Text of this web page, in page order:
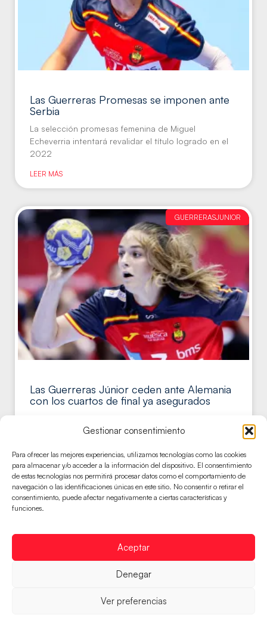
Gestionar consentimiento
Para ofrecer las mejores experiencias, utilizamos tecnologías como las cookies
para almacenar y/o acceder a la información del dispositivo. El consentimiento
de estas tecnologías nos permitirá procesar datos como el comportamiento de
navegación o las identificaciones únicas en este sitio. No consentir o retirar el
consentimiento, puede afectar negativamente a ciertas características y
funciones.
Aceptar
Denegar
Ver preferencias
Las Guerreras Promesas se imponen ante
Serbia
La selección promesas femenina de Miguel
Echeverria intentará revalidar el título logrado en el
2022
LEER MÁS
GUERRERASJUNIOR
Las Guerreras Júnior ceden ante Alemania
con los cuartos de final ya asegurados
primera derrota en el Campeonato del Mundo ante
LEER MÁS